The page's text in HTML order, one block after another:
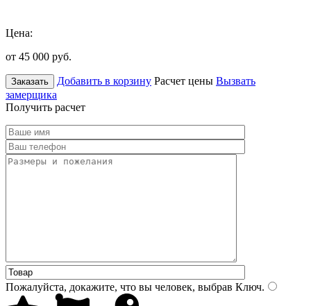
Цена:
от 45 000 руб.
Заказать Добавить в корзину Расчет цены Вызвать
замерщика
Получить расчет
Пожалуйста, докажите, что вы человек, выбрав Ключ.